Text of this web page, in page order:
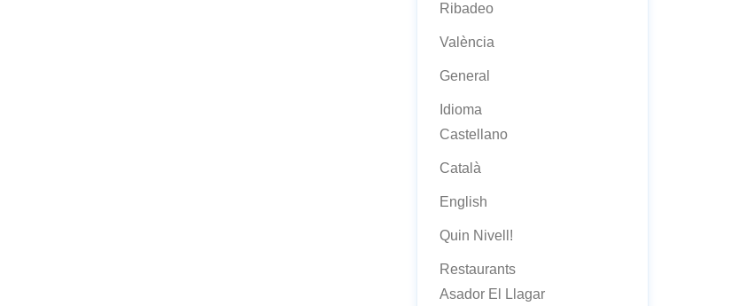
Ribadeo
València
General
Idioma
Castellano
Català
English
Quin Nivell!
Restaurants
Asador El Llagar